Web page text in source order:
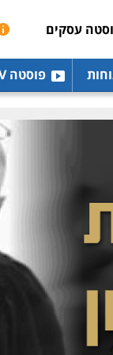
עסקים
פוסטה TV